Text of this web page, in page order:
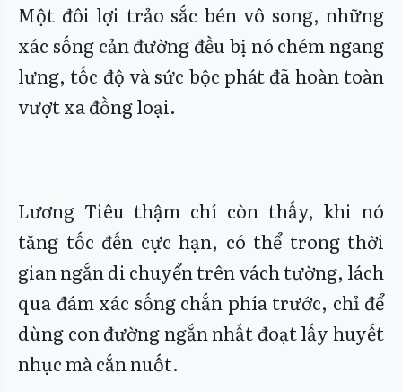
Một đôi lợi trảo sắc bén vô song, những
xác sống cản đường đều bị nó chém ngang
lưng, tốc độ và sức bộc phát đã hoàn toàn
vượt xa đồng loại.
Lương Tiêu thậm chí còn thấy, khi nó
tăng tốc đến cực hạn, có thể trong thời
gian ngắn di chuyển trên vách tường, lách
qua đám xác sống chắn phía trước, chỉ để
dùng con đường ngắn nhất đoạt lấy huyết
nhục mà cắn nuốt.